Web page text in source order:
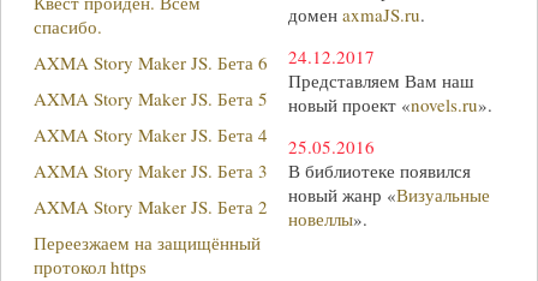
спасибо.
AXMA Story Maker JS. Бета 6
AXMA Story Maker JS. Бета 5
AXMA Story Maker JS. Бета 4
AXMA Story Maker JS. Бета 3
AXMA Story Maker JS. Бета 2
Переезжаем на защищённый
протокол https
домен axmaJS.ru.
24.12.2017
Представляем Вам наш
новый проект «novels.ru».
25.05.2016
В библиотеке появился
новый жанр «Визуальные
новеллы».